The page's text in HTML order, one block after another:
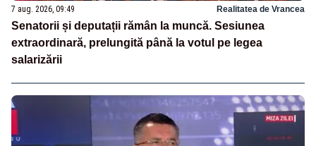
7 aug. 2026, 09:49 Realitatea de Vrancea
Senatorii și deputații rămân la muncă. Sesiunea
extraordinară, prelungită până la votul pe legea
salarizării